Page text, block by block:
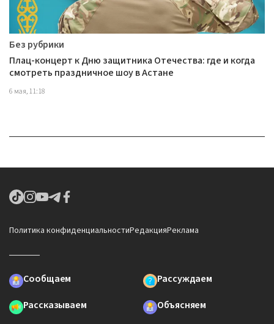
Без рубрики
Плац-концерт к Дню защитника Отечества: где и когда
смотреть праздничное шоу в Астане
6 мая, 11:18
Политика конфиденциальностиРедакцияРеклама
Сообщаем
Рассуждаем
Рассказываем
Объясняем